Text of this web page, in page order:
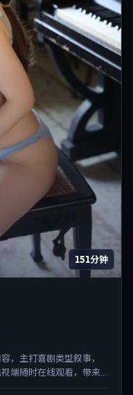
151分钟
，主打喜剧类型叙事，
端随时在线观看，带来